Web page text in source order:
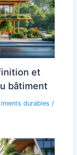
et
bâtiment
durables /